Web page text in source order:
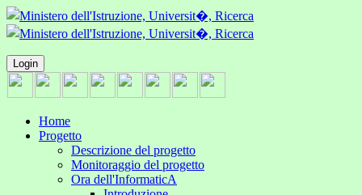
Login
Home
Progetto
Descrizione del progetto
Monitoraggio del progetto
Ora dell'InformaticA